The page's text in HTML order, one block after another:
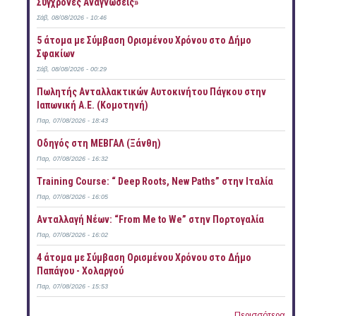
Σάβ, 08/08/2026 - 10:46
5 άτομα με Σύμβαση Ορισμένου Χρόνου στο Δήμο
Σφακίων
Σάβ, 08/08/2026 - 00:29
Πωλητής Ανταλλακτικών Αυτοκινήτου Πάγκου στην
Ιαπωνική Α.Ε. (Κομοτηνή)
Παρ, 07/08/2026 - 18:43
Οδηγός στη ΜΕΒΓΑΛ (Ξάνθη)
Παρ, 07/08/2026 - 16:32
Training Course: “ Deep Roots, New Paths” στην Ιταλία
Παρ, 07/08/2026 - 16:05
Ανταλλαγή Νέων: “From Me to We” στην Πορτογαλία
Παρ, 07/08/2026 - 16:02
4 άτομα με Σύμβαση Ορισμένου Χρόνου στο Δήμο
Παπάγου - Χολαργού
Παρ, 07/08/2026 - 15:53